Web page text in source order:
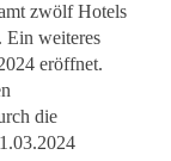
zwölf Hotels
Ein weiteres
eröffnet.
die